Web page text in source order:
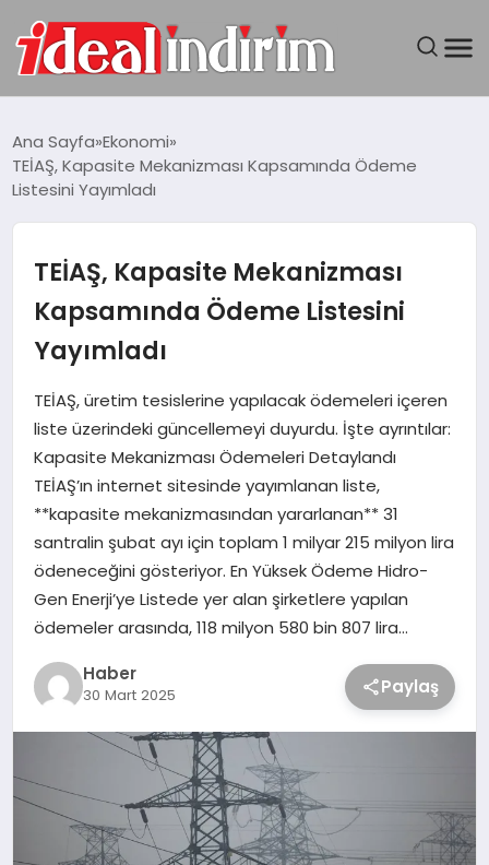
BILGISAYAR
SEYAHAT
TEKNOLOJI
YAŞAM
Ana Sayfa Ekonomi
TEİAŞ, Kapasite Mekanizması Kapsamında Ödeme
Listesini Yayımladı
TEİAŞ, Kapasite Mekanizması
Kapsamında Ödeme Listesini
Yayımladı
TEİAŞ, üretim tesislerine yapılacak ödemeleri içeren
liste üzerindeki güncellemeyi duyurdu. İşte ayrıntılar:
Kapasite Mekanizması Ödemeleri Detaylandı
TEİAŞ’ın internet sitesinde yayımlanan liste,
**kapasite mekanizmasından yararlanan** 31
santralin şubat ayı için toplam 1 milyar 215 milyon lira
ödeneceğini gösteriyor. En Yüksek Ödeme Hidro-
Gen Enerji’ye Listede yer alan şirketlere yapılan
ödemeler arasında, 118 milyon 580 bin 807 lira…
Haber
30 Mart 2025 Paylaş